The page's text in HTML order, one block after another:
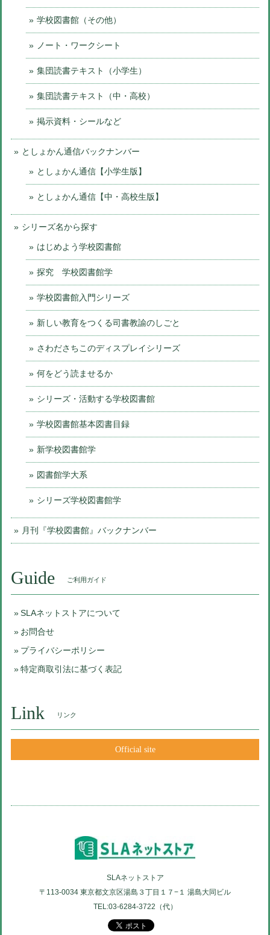
学校図書館（その他）
ノート・ワークシート
集団読書テキスト（小学生）
集団読書テキスト（中・高校）
掲示資料・シールなど
としょかん通信バックナンバー
としょかん通信【小学生版】
としょかん通信【中・高校生版】
シリーズ名から探す
はじめよう学校図書館
探究 学校図書館学
学校図書館入門シリーズ
新しい教育をつくる司書教諭のしごと
さわださちこのディスプレイシリーズ
何をどう読ませるか
シリーズ・活動する学校図書館
学校図書館基本図書目録
新学校図書館学
図書館学大系
シリーズ学校図書館学
月刊『学校図書館』バックナンバー
Guide ご利用ガイド
SLAネットストアについて
お問合せ
プライバシーポリシー
特定商取引法に基づく表記
Link リンク
Official site
SLAネットストア
〒113-0034 東京都文京区湯島３丁目１７−１ 湯島大同ビル
TEL:03-6284-3722（代）